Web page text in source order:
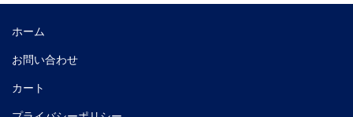
ホーム
お問い合わせ
カート